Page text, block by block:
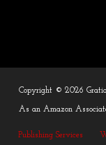
Copyright © 2026 Gratia
As an Amazon
Publishing Services